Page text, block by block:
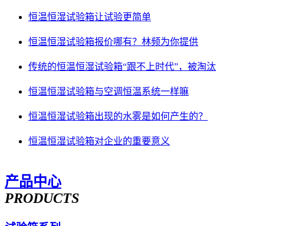
恒温恒湿试验箱让试验更简单
恒温恒湿试验箱报价哪有？林频为你提供
传统的恒温恒湿试验箱“跟不上时代”，被淘汰
恒温恒湿试验箱与空调恒温系统一样嘛
恒温恒湿试验箱出现的水雾是如何产生的？
恒温恒湿试验箱对企业的重要意义
产品中心
PRODUCTS